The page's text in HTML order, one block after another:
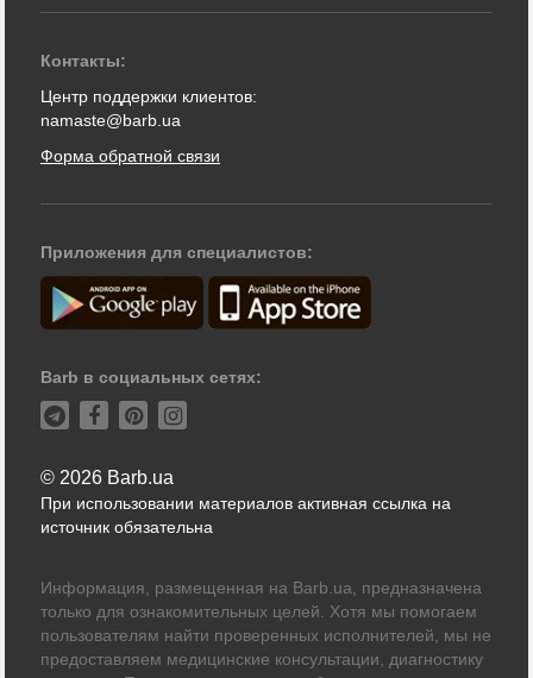
Контакты:
Центр поддержки клиентов:
namaste@barb.ua
Форма обратной связи
Приложения для специалистов:
Barb в социальных сетях:
© 2026 Barb.ua
При использовании материалов активная ссылка на
источник обязательна
Информация, размещенная на Barb.ua, предназначена
только для ознакомительных целей. Хотя мы помогаем
пользователям найти проверенных исполнителей, мы не
предоставляем медицинские консультации, диагностику